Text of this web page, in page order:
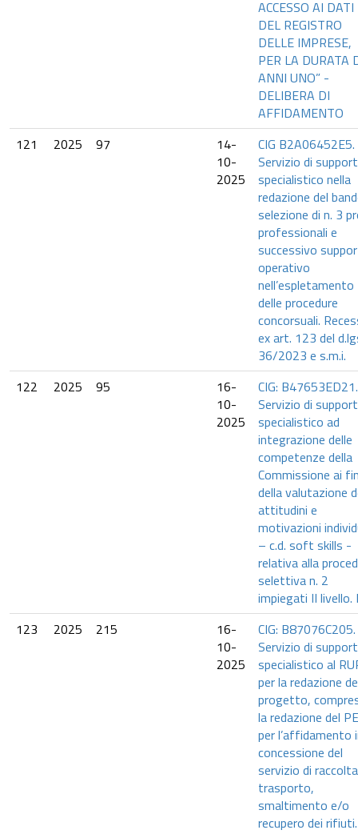
ACCESSO AI DATI
DEL REGISTRO
DELLE IMPRESE,
PER LA DURATA
ANNI UNO” -
DELIBERA DI
AFFIDAMENTO
121
2025 97
14-
10-
2025
CIG B2A06452E5.
Servizio di
specialistico nella
redazione del
selezione di n. 3
professionali e
successivo
operativo
nell’espletamento
delle procedure
concorsuali.
ex art. 123 del
36/2023 e s.m.i.
122
2025 95
16-
10-
2025
CIG: B47653ED21.
Servizio di
specialistico ad
integrazione delle
competenze della
Commissione ai
della valutazione
attitudini e
motivazioni
– c.d. soft skills -
relativa alla
selettiva n. 2
impiegati II livello.
123
2025 215
16-
10-
2025
CIG: B87076C205.
Servizio di
specialistico al
per la redazione
progetto,
la redazione del
per l’affidamento
concessione del
servizio di
trasporto,
smaltimento e/o
recupero dei rifiuti.